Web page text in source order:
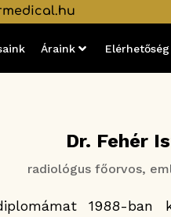
Áraink Elérhetőség
Dr. Fehér
radiológus főorvos,
1988-ban